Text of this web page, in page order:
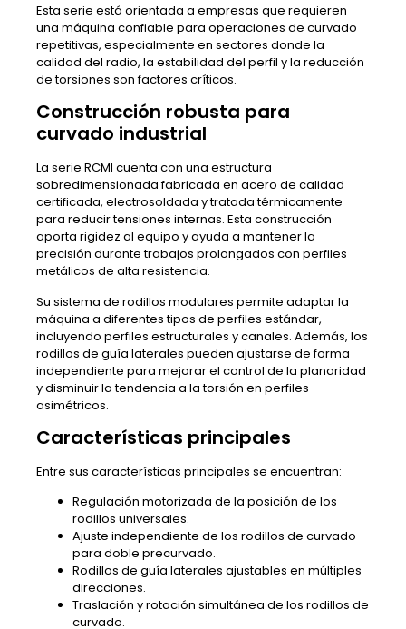
Esta serie está orientada a empresas que requieren
una máquina confiable para operaciones de curvado
repetitivas, especialmente en sectores donde la
calidad del radio, la estabilidad del perfil y la reducción
de torsiones son factores críticos.
Construcción robusta para
curvado industrial
La serie RCMI cuenta con una estructura
sobredimensionada fabricada en acero de calidad
certificada, electrosoldada y tratada térmicamente
para reducir tensiones internas. Esta construcción
aporta rigidez al equipo y ayuda a mantener la
precisión durante trabajos prolongados con perfiles
metálicos de alta resistencia.
Su sistema de rodillos modulares permite adaptar la
máquina a diferentes tipos de perfiles estándar,
incluyendo perfiles estructurales y canales. Además, los
rodillos de guía laterales pueden ajustarse de forma
independiente para mejorar el control de la planaridad
y disminuir la tendencia a la torsión en perfiles
asimétricos.
Características principales
Entre sus características principales se encuentran:
Regulación motorizada de la posición de los
rodillos universales.
Ajuste independiente de los rodillos de curvado
para doble precurvado.
Rodillos de guía laterales ajustables en múltiples
direcciones.
Traslación y rotación simultánea de los rodillos de
curvado.